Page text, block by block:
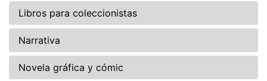
Libros para coleccionistas
Narrativa
Novela gráfica y cómic